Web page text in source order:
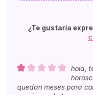
¿Te gustaría
hola,
quedan meses para